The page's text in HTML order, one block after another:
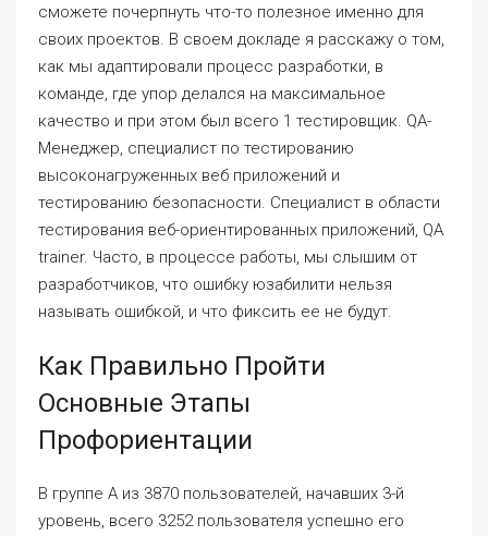
сможете почерпнуть что-то полезное именно для
своих проектов. В своем докладе я расскажу о том,
как мы адаптировали процесс разработки, в
команде, где упор делался на максимальное
качество и при этом был всего 1 тестировщик. QA-
Менеджер, специалист по тестированию
высоконагруженных веб приложений и
тестированию безопасности. Специалист в области
тестирования веб-ориентированных приложений, QA
trainer. Часто, в процессе работы, мы слышим от
разработчиков, что ошибку юзабилити нельзя
называть ошибкой, и что фиксить ее не будут.
Как Правильно Пройти
Основные Этапы
Профориентации
В группе А из 3870 пользователей, начавших 3-й
уровень, всего 3252 пользователя успешно его